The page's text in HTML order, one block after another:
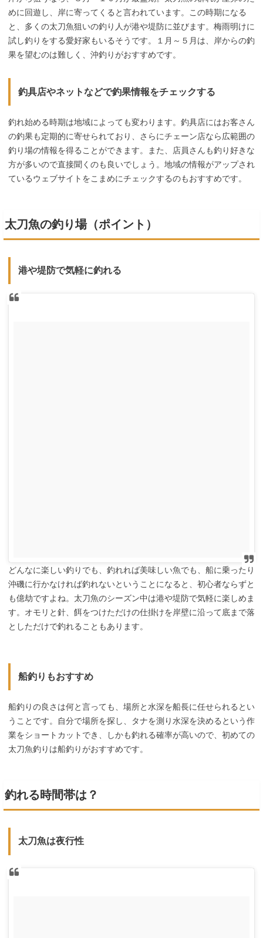
めに回遊し、岸に寄ってくると言われています。この時期になる
と、多くの太刀魚狙いの釣り人が港や堤防に並びます。梅雨明けに
試し釣りをする愛好家もいるそうです。１月～５月は、岸からの釣
果を望むのは難しく、沖釣りがおすすめです。
釣具店やネットなどで釣果情報をチェックする
釣れ始める時期は地域によっても変わります。釣具店にはお客さん
の釣果も定期的に寄せられており、さらにチェーン店なら広範囲の
釣り場の情報を得ることができます。また、店員さんも釣り好きな
方が多いので直接聞くのも良いでしょう。地域の情報がアップされ
ているウェブサイトをこまめにチェックするのもおすすめです。
太刀魚の釣り場（ポイント）
港や堤防で気軽に釣れる
どんなに楽しい釣りでも、釣れれば美味しい魚でも、船に乗ったり
沖磯に行かなければ釣れないということになると、初心者ならずと
も億劫ですよね。太刀魚のシーズン中は港や堤防で気軽に楽しめま
す。オモリと針、餌をつけただけの仕掛けを岸壁に沿って底まで落
としただけで釣れることもあります。
船釣りもおすすめ
船釣りの良さは何と言っても、場所と水深を船長に任せられるとい
うことです。自分で場所を探し、タナを測り水深を決めるという作
業をショートカットでき、しかも釣れる確率が高いので、初めての
太刀魚釣りは船釣りがおすすめです。
釣れる時間帯は？
太刀魚は夜行性